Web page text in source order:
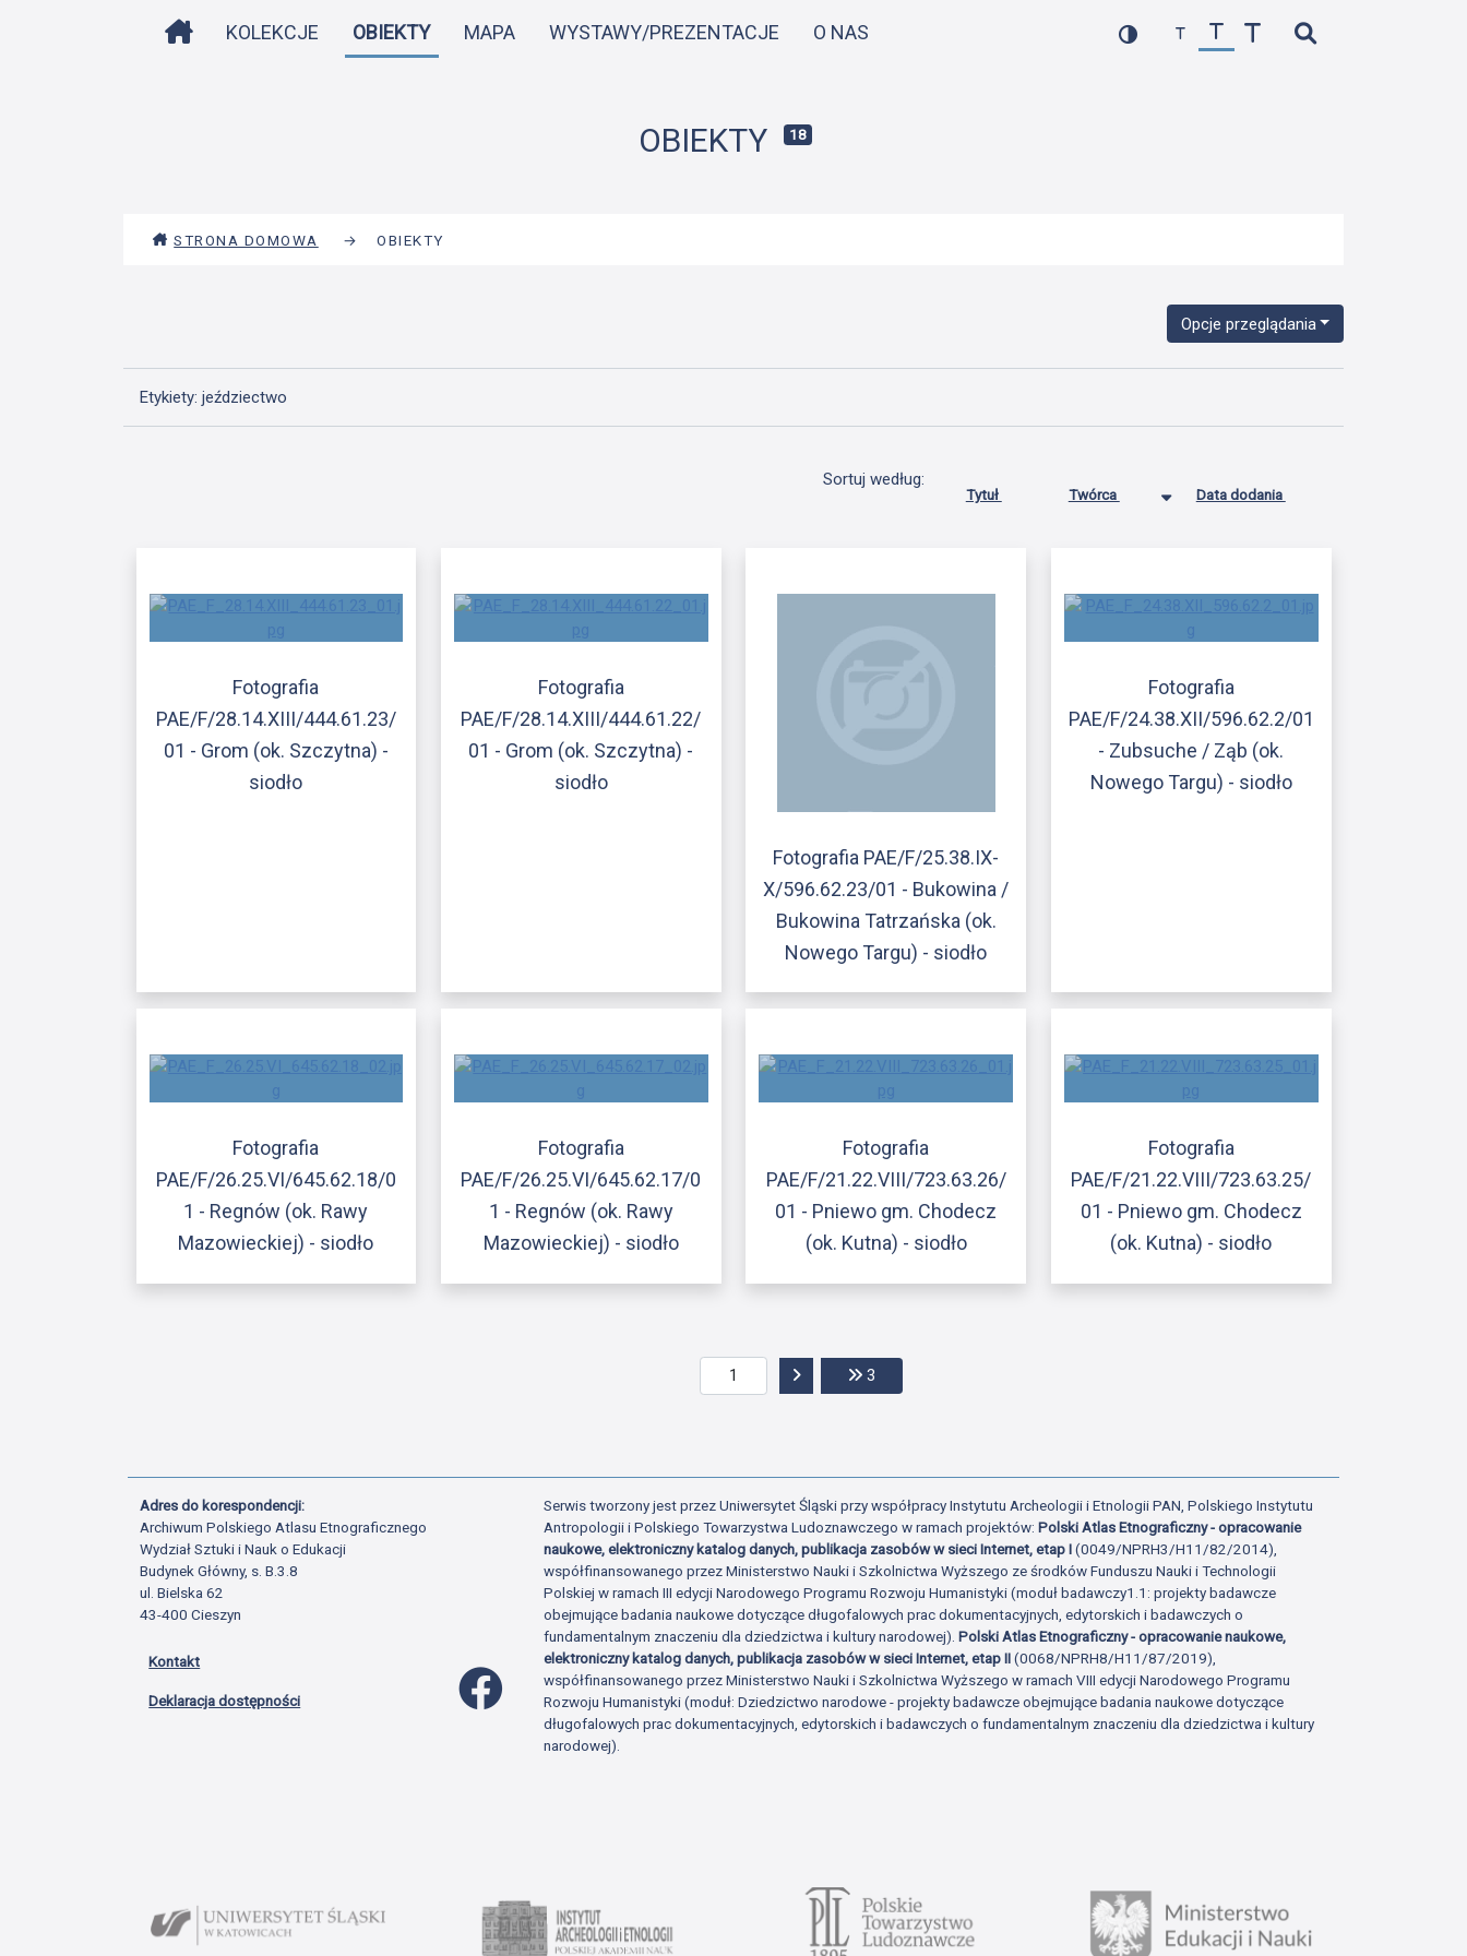
do
STRONA DOMOWA
KOLEKCJE OBIEKTY MAPA WYSTAWY/PREZENTACJE O NAS
OBIEKTY 18
STRONA DOMOWA → OBIEKTY
Opcje przeglądania
Etykiety: jeździectwo
Sortuj według:
Tytuł Twórca Data dodania
Fotografia
PAE/F/28.14.XIII/444.61.23/
01 - Grom (ok. Szczytna) -
siodło
Fotografia
PAE/F/28.14.XIII/444.61.22/
01 - Grom (ok. Szczytna) -
siodło
Fotografia PAE/F/25.38.IX-
X/596.62.23/01 - Bukowina /
Bukowina Tatrzańska (ok.
Nowego Targu) - siodło
Fotografia
PAE/F/24.38.XII/596.62.2/01
- Zubsuche / Ząb (ok.
Nowego Targu) - siodło
Fotografia
PAE/F/26.25.VI/645.62.18/0
1 - Regnów (ok. Rawy
Mazowieckiej) - siodło
Fotografia
PAE/F/26.25.VI/645.62.17/0
1 - Regnów (ok. Rawy
Mazowieckiej) - siodło
Fotografia
PAE/F/21.22.VIII/723.63.26/
01 - Pniewo gm. Chodecz
(ok. Kutna) - siodło
Fotografia
PAE/F/21.22.VIII/723.63.25/
01 - Pniewo gm. Chodecz
(ok. Kutna) - siodło
Przejdź do następnej strony
3
Adres do korespondencji:
Archiwum Polskiego Atlasu Etnograficznego
Wydział Sztuki i Nauk o Edukacji
Budynek Główny, s. B.3.8
ul. Bielska 62
43-400 Cieszyn
Kontakt
Deklaracja dostępności
Profil Facebook
Serwis tworzony jest przez Uniwersytet Śląski przy współpracy Instytutu Archeologii i Etnologii PAN, Polskiego Instytutu
Antropologii i Polskiego Towarzystwa Ludoznawczego w ramach projektów:Polski Atlas Etnograficzny - opracowanie
naukowe, elektroniczny katalog danych, publikacja zasobów w sieci Internet, etap I(0049/NPRH3/H11/82/2014),
współfinansowanego przez Ministerstwo Nauki i Szkolnictwa Wyższego ze środków Funduszu Nauki i Technologii
Polskiej w ramach III edycji Narodowego Programu Rozwoju Humanistyki (moduł badawczy1.1: projekty badawcze
obejmujące badania naukowe dotyczące długofalowych prac dokumentacyjnych, edytorskich i badawczych o
fundamentalnym znaczeniu dla dziedzictwa i kultury narodowej).Polski Atlas Etnograficzny - opracowanie naukowe,
elektroniczny katalog danych, publikacja zasobów w sieci Internet, etap II(0068/NPRH8/H11/87/2019),
współfinansowanego przez Ministerstwo Nauki i Szkolnictwa Wyższego w ramach VIII edycji Narodowego Programu
Rozwoju Humanistyki (moduł: Dziedzictwo narodowe - projekty badawcze obejmujące badania naukowe dotyczące
długofalowych prac dokumentacyjnych, edytorskich i badawczych o fundamentalnym znaczeniu dla dziedzictwa i kultury
narodowej).